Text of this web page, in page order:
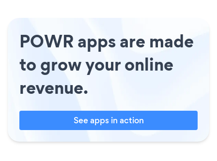
POWR apps are made
to grow your online
revenue.
See apps in action